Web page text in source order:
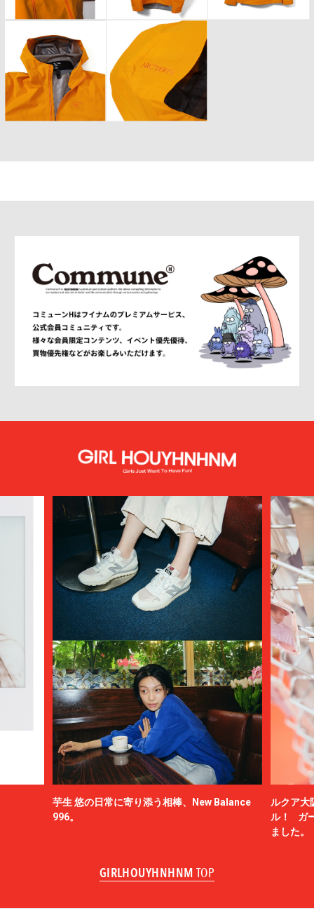
芋生 悠の日常に寄り添う相棒、New Balance
996。
ルクア大
ル！ ガ
ました。
GIRLHOUYHNHNM TOP